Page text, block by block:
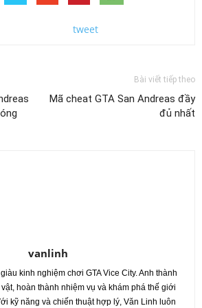
tweet
Bài viết tiếp theo
Mã cheat GTA San Andreas đầy
đủ nhất
vanlinh
kinh nghiệm chơi GTA Vice City. Anh thành
hoàn thành nhiệm vụ và khám phá thế giới
kỹ năng và chiến thuật hợp lý, Văn Linh luôn